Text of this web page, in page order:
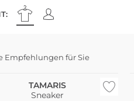
Empfehlungen für Sie
TAMARIS
Sneaker